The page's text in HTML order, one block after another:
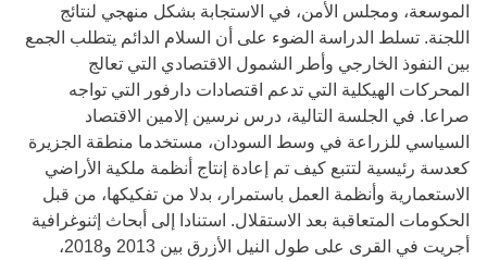
الموسعة، ومجلس الأمن، في الاستجابة بشكل منهجي لنتائج
اللجنة. تسلط الدراسة الضوء على أن السلام الدائم يتطلب الجمع
بين النفوذ الخارجي وأطر الشمول الاقتصادي التي تعالج
المحركات الهيكلية التي تدعم اقتصادات دارفور التي تواجه
صراعا. في الجلسة التالية، درس نرسين إلامين الاقتصاد
السياسي للزراعة في وسط السودان، مستخدما منطقة الجزيرة
كعدسة رئيسية لتتبع كيف تم إعادة إنتاج أنظمة ملكية الأراضي
الاستعمارية وأنظمة العمل باستمرار، بدلا من تفكيكها، من قبل
الحكومات المتعاقبة بعد الاستقلال. استنادا إلى أبحاث إثنوغرافية
أجريت في القرى على طول النيل الأزرق بين 2013 و2018،